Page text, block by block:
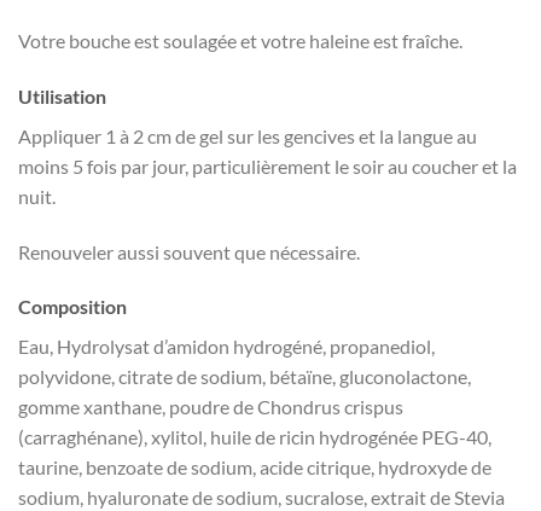
Votre bouche est soulagée et votre haleine est fraîche.
Utilisation
Appliquer 1 à 2 cm de gel sur les gencives et la langue au
moins 5 fois par jour, particulièrement le soir au coucher et la
nuit.
Renouveler aussi souvent que nécessaire.
Composition
Eau, Hydrolysat d’amidon hydrogéné, propanediol,
polyvidone, citrate de sodium, bétaïne, gluconolactone,
gomme xanthane, poudre de Chondrus crispus
(carraghénane), xylitol, huile de ricin hydrogénée PEG-40,
taurine, benzoate de sodium, acide citrique, hydroxyde de
sodium, hyaluronate de sodium, sucralose, extrait de Stevia